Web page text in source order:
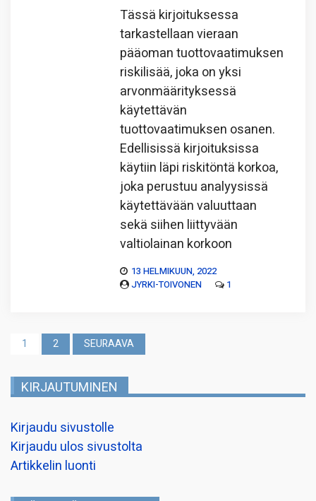
Tässä kirjoituksessa
tarkastellaan vieraan
pääoman tuottovaatimuksen
riskilisää, joka on yksi
arvonmäärityksessä
käytettävän
tuottovaatimuksen osanen.
Edellisissä kirjoituksissa
käytiin läpi riskitöntä korkoa,
joka perustuu analyysissä
käytettävään valuuttaan
sekä siihen liittyvään
valtiolainan korkoon
13 HELMIKUUN, 2022
JYRKI-TOIVONEN
1
Artikkelien
sivutus
1 2 SEURAAVA
KIRJAUTUMINEN
Kirjaudu sivustolle
Kirjaudu ulos sivustolta
Artikkelin luonti